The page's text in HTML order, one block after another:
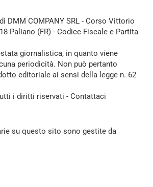
DMM COMPANY SRL - Corso Vittorio
Paliano (FR) - Codice Fiscale e Partita
giornalistica, in quanto viene
periodicità. Non può pertanto
editoriale ai sensi della legge n. 62
i diritti riservati - Contattaci
su questo sito sono gestite da